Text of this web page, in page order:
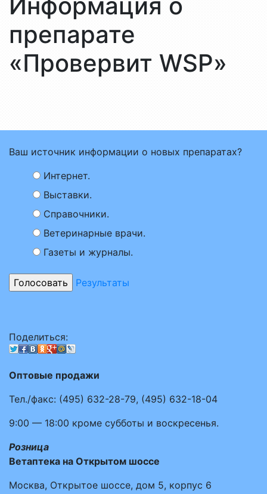
препарате
«Провервит WSP»
Ваш источник информации о новых препаратах?
Интернет.
Выставки.
Справочники.
Ветеринарные врачи.
Газеты и журналы.
Результаты
Поделиться:
Оптовые продажи
Тел./факс: (495) 632-28-79, (495) 632-18-04
9:00 — 18:00 кроме субботы и воскресенья.
Розница
Ветаптека на Открытом шоссе
Москва, Открытое шоссе, дом 5, корпус 6